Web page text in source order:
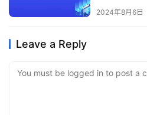
2024年8月6日
Leave a Reply
You must be logged in to post a